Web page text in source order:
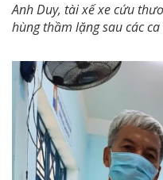
Anh Duy, tài xế xe cứu
hùng thầm lặng sau các